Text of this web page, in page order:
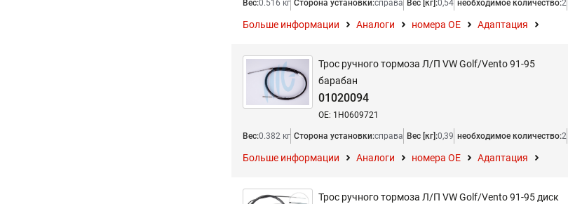
Вес:0.516 кг Сторона установки:справа Вес [кг]:0,54 необходимое количество:2
Больше информации Аналоги номера ОЕ Адаптация
Трос ручного тормоза Л/П VW Golf/Vento 91-95
барабан
01020094
OE: 1H0609721
Вес:0.382 кг Сторона установки:справа Вес [кг]:0,39 необходимое количество:2
Больше информации Аналоги номера ОЕ Адаптация
Трос ручного тормоза Л/П VW Golf/Vento 91-95 диск